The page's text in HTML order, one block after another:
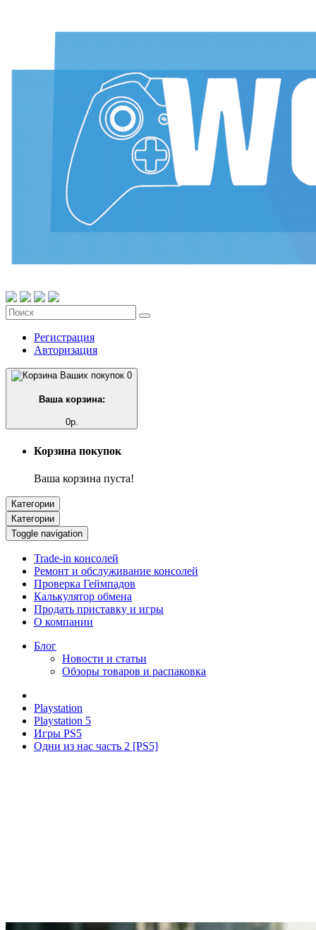
Регистрация
Авторизация
0
Ваша корзина:
0р.
Корзина покупок
Ваша корзина пуста!
Категории
Категории
Toggle navigation
Trade-in консолей
Ремонт и обслуживание консолей
Проверка Геймпадов
Калькулятор обмена
Продать приставку и игры
О компании
Блог
Новости и статьи
Обзоры товаров и распаковка
Playstation
Playstation 5
Игры PS5
Одни из нас часть 2 [PS5]